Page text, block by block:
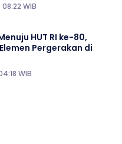
WIB
HUT RI ke-80,
Pergerakan di
WIB